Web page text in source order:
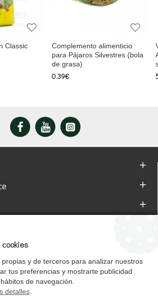
Classic
Complemento alimenticio
para Pájaros Silvestres (bola
de grasa)
0.39€
propias y de terceros para analizar nuestros
tus preferencias y mostrarte publicidad
de navegación.
detalles